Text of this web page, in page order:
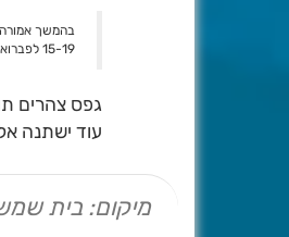
בהמשך אמורה
15-19 לפברואר.
גפס צהרים תומך אחד
עוד ישתנה
מיקום: בית